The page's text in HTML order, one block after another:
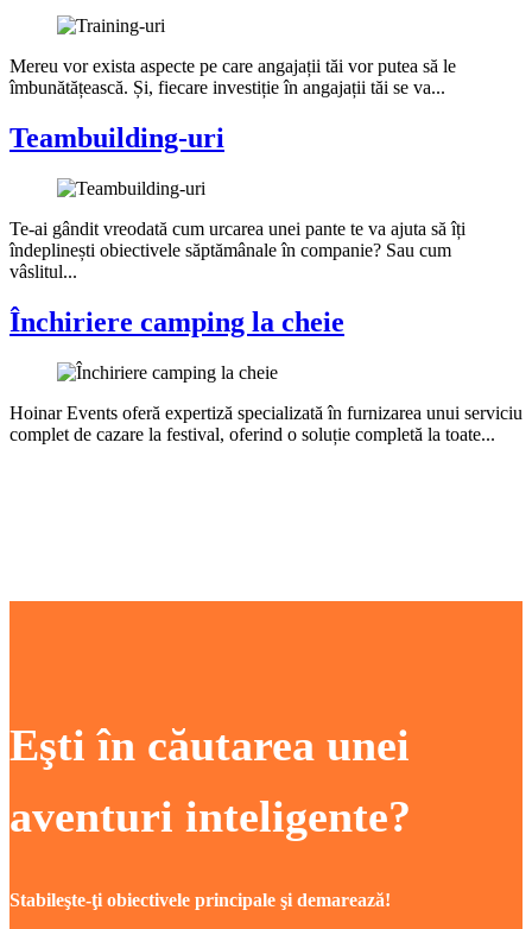
Mereu vor exista aspecte pe care angajații tăi vor putea să le
îmbunătățească. Și, fiecare investiție în angajații tăi se va...
Teambuilding-uri
Te-ai gândit vreodată cum urcarea unei pante te va ajuta să îți
îndeplinești obiectivele săptămânale în companie? Sau cum
vâslitul...
Închiriere camping la cheie
Hoinar Events oferă expertiză specializată în furnizarea unui serviciu
complet de cazare la festival, oferind o soluție completă la toate...
Eşti în căutarea unei
aventuri inteligente?
Stabileşte-ţi obiectivele principale şi demarează!